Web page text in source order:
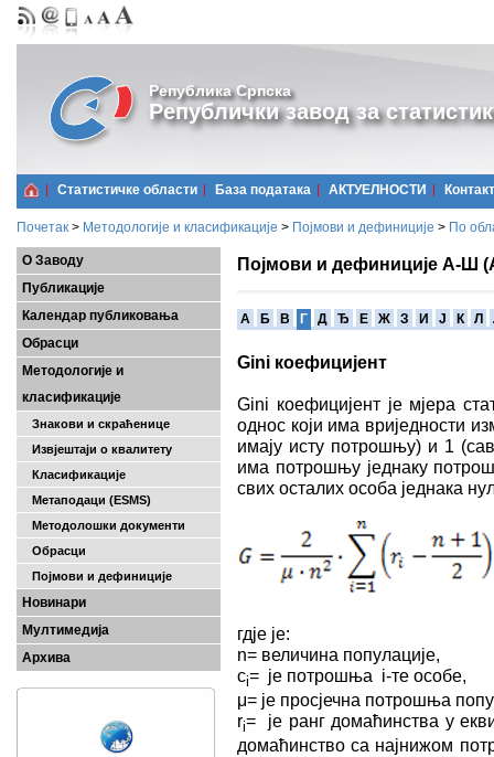
Република Српска
Републички завод за
Статистичке области Базa података АКТУЕЛНОСТИ Контакт
Почетак > Методологије и класификације > Појмови и дефиниције > По
О Заводу
Публикације
Календар публиковања
Обрасци
Методологије и
класификације
Знакови и скраћенице
Извјештаји о квалитету
Класификације
Метаподаци (ESMS)
Методолошки документи
Обрасци
Појмови и дефиниције
Новинари
Мултимедија
Архива
Појмови и дефиниције А-Ш
A Б В Г Д Ђ Е Ж З И Ј К Л
Gini коефицијент
Gini коефицијент је мјера
однос који има вриједности
имају исту потрошњу) и 1
има потрошњу једнаку
свих осталих особа једнака
гдје је:
n= величина популације,
ci= је потрошња i-те особе,
μ= је просјечна потрошња
ri= је ранг домаћинства у
домаћинство са најнижом